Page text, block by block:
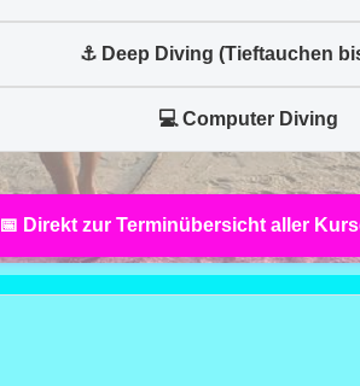
⚓ Deep Diving (Tieftauchen
💻 Computer Diving
📅 Direkt zur Terminübersicht aller